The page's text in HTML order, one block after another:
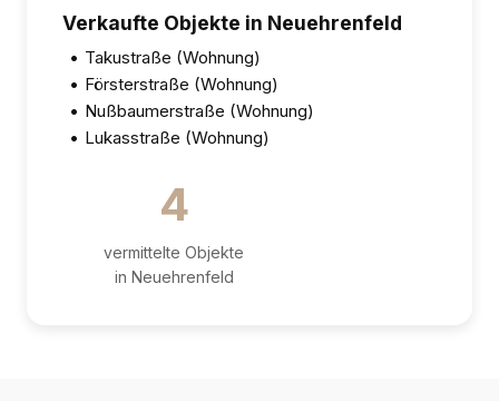
Verkaufte Objekte in Neuehrenfeld
• Takustraße (Wohnung)
• Försterstraße (Wohnung)
• Nußbaumerstraße (Wohnung)
• Lukasstraße (Wohnung)
4
vermittelte Objekte
in Neuehrenfeld